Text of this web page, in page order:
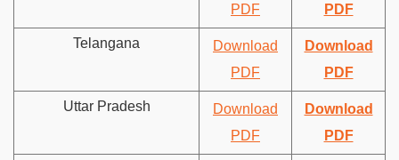
PDF
PDF
Telangana
Download
PDF
Download
PDF
Uttar Pradesh
Download
PDF
Download
PDF